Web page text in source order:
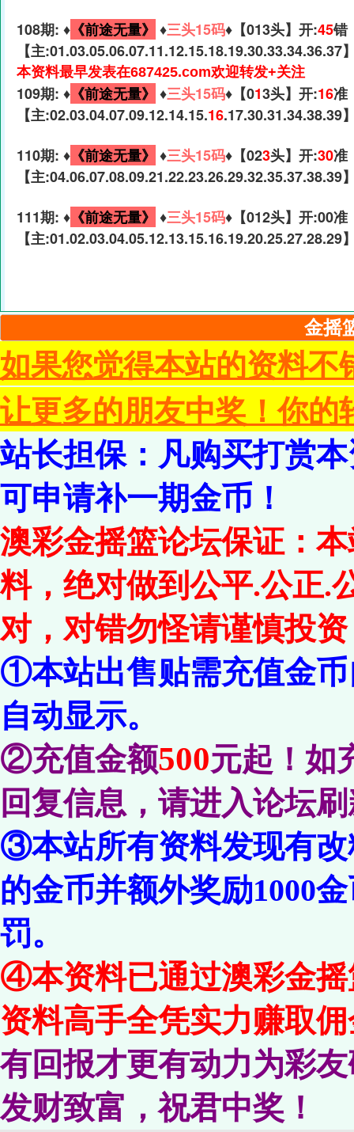
108期: ♦️ 《前途无量》 ♦️三头15码♦️【013头】开:45错
【主:01.03.05.06.07.11.12.15.18.19.30.33.34.36.37
本资料最早发表在687425.com欢迎转发+关注
109期: ♦️ 《前途无量》 ♦️三头15码♦️【013头】开:16准
【主:02.03.04.07.09.12.14.15.16.17.30.31.34.38.39
110期: ♦️ 《前途无量》 ♦️三头15码♦️【023头】开:30准
【主:04.06.07.08.09.21.22.23.26.29.32.35.37.38.39
111期: ♦️ 《前途无量》 ♦️三头15码♦️【012头】开:00准
【主:01.02.03.04.05.12.13.15.16.19.20.25.27.28.29
金摇
如果您觉得本站的资料
让更多的朋友中奖！你
站长担保：凡购买打赏
可申请补一期金币！
澳彩金摇篮论坛保证：
料，绝对做到公平.公正.
对，对错勿怪请谨慎投
①本站出售贴需充值金
自动显示。
②充值金额500元起！如
回复信息，请进入论坛
③本站所有资料发现有
的金币并额外奖励1000
罚。
④本资料已通过澳彩金
资料高手全凭实力赚取
有回报才更有动力为彩
发财致富，祝君中奖！